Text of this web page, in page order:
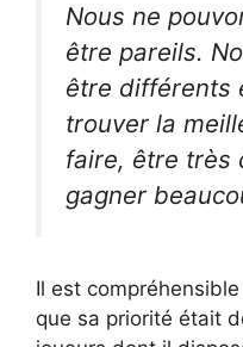
Nous ne
être pareils.
être différents
trouver la
faire, être très
gagner
Il est
que sa priorité était